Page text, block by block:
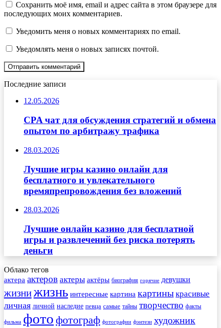
Сохранить моё имя, email и адрес сайта в этом браузере для
последующих моих комментариев.
Уведомить меня о новых комментариях по email.
Уведомлять меня о новых записях почтой.
Последние записи
12.05.2026
CPA чат для обсуждения стратегий и обмена
опытом по арбитражу трафика
28.03.2026
Лучшие игры казино онлайн для
бесплатного и увлекательного
времяпрепровождения без вложений
28.03.2026
Лучшие онлайн казино для бесплатной
игры и развлечений без риска потерять
деньги
Облако тегов
актера актеров актеры актёры биография горячие девушки
жизнижизнь интересные картина картины красивые
личная личной наследие певца самые тайны творчество факты
фильма фото фотограф фотографии фэнтези художник